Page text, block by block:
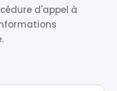
d'appel à